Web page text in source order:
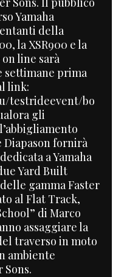
Yamaha
della
la XSR900 e la
line sarà
settimane prima
link:
testrideevent/bo
gli
Diapason fornirà
a Yamaha
Yard Built
gamma Faster
al Flat Track,
di Marco
assaggiare la
traverso in moto
ambiente
Sons.